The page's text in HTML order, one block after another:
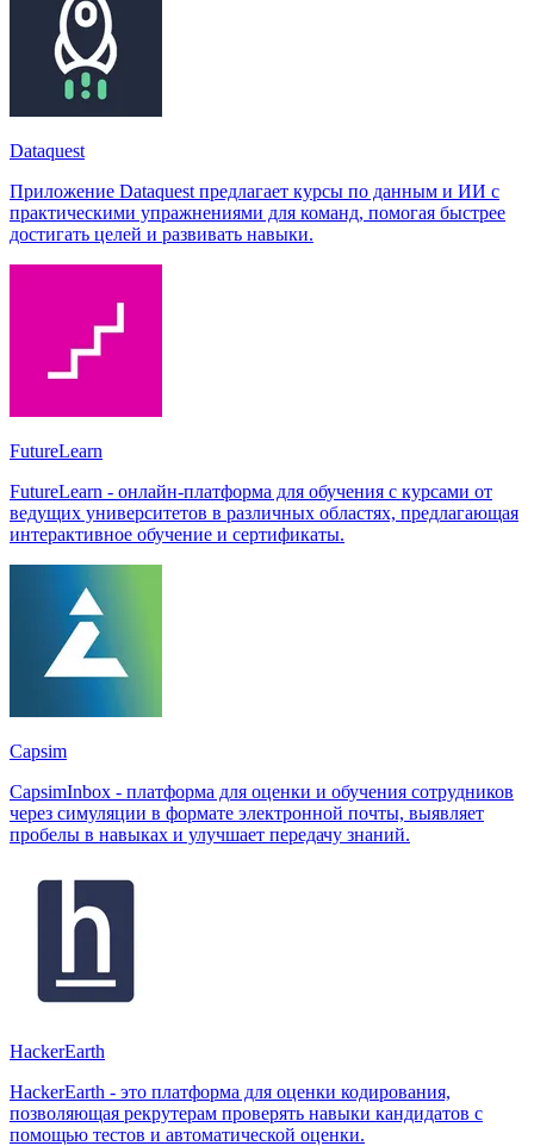
Dataquest
Приложение Dataquest предлагает курсы по данным и ИИ с
практическими упражнениями для команд, помогая быстрее
достигать целей и развивать навыки.
FutureLearn
FutureLearn - онлайн-платформа для обучения с курсами от
ведущих университетов в различных областях, предлагающая
интерактивное обучение и сертификаты.
Capsim
CapsimInbox - платформа для оценки и обучения сотрудников
через симуляции в формате электронной почты, выявляет
пробелы в навыках и улучшает передачу знаний.
HackerEarth
HackerEarth - это платформа для оценки кодирования,
позволяющая рекрутерам проверять навыки кандидатов с
помощью тестов и автоматической оценки.